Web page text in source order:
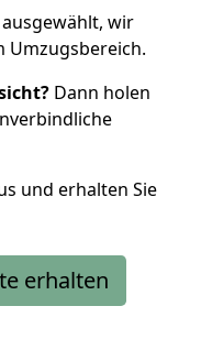
wir
Umzugsbereich.
Dann holen
und erhalten Sie
erhalten